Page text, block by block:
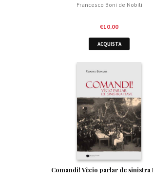
Francesco Boni de Nobili
€10,00
ACQUISTA
Comandi! Vècio parlar de sinistra